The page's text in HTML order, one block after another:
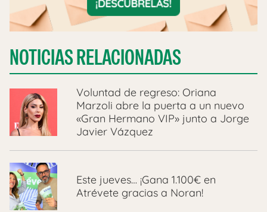
NOTICIAS RELACIONADAS
Voluntad de regreso: Oriana
Marzoli abre la puerta a un nuevo
«Gran Hermano VIP» junto a Jorge
Javier Vázquez
Este jueves… ¡Gana 1.100€ en
Atrévete gracias a Noran!